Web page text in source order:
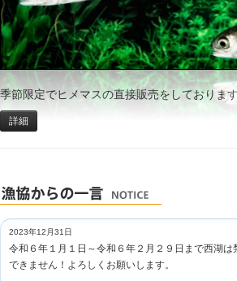
季節限定でヒメマスの直接販売をしております
詳細
2023年12月31日
令和６年１月１日～令和６年２月２９日まで西湖は
できません！よろしくお願いします。